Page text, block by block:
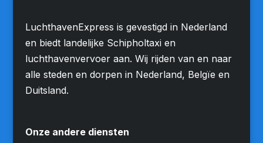
LuchthavenExpress is gevestigd in Nederland
en biedt landelijke Schipholtaxi en
luchthavenvervoer aan. Wij rijden van en naar
alle steden en dorpen in Nederland, Belgïe en
Duitsland.
Onze andere diensten